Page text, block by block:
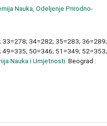
Nauka, Odeljenje Prirodno-
34=282; 35=283; 36=289;
50=346; 51=349; 52=353;
Nauka i Umjetnosti. Beograd :